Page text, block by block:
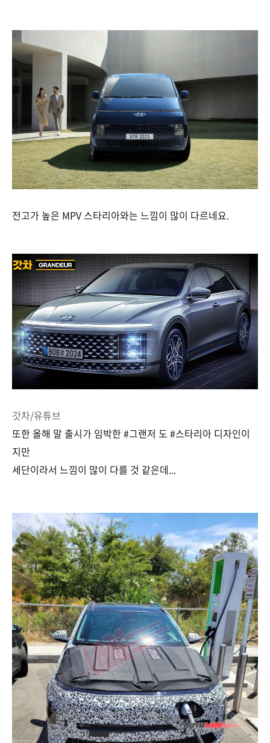
전고가 높은 MPV 스타리아와는 느낌이 많이 다르네요.
갓차/유튜브
또한 올해 말 출시가 임박한 #그랜저 도 #스타리아 디자인이
지만
세단이라서 느낌이 많이 다를 것 같은데...